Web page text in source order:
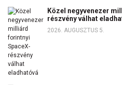
Közel negyvenezer
részvény válhat
2026. AUGUSZTUS 5.